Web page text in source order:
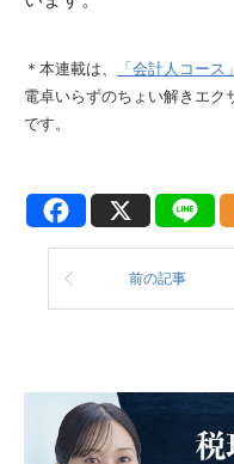
＊本連載は、 「会計人コー
電卓いらずのちょい解きエク
です。
前の記事